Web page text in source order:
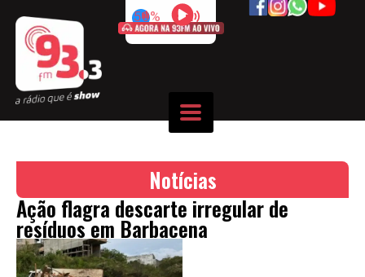
50%
Notícias
Ação flagra descarte irregular de
resíduos em Barbacena